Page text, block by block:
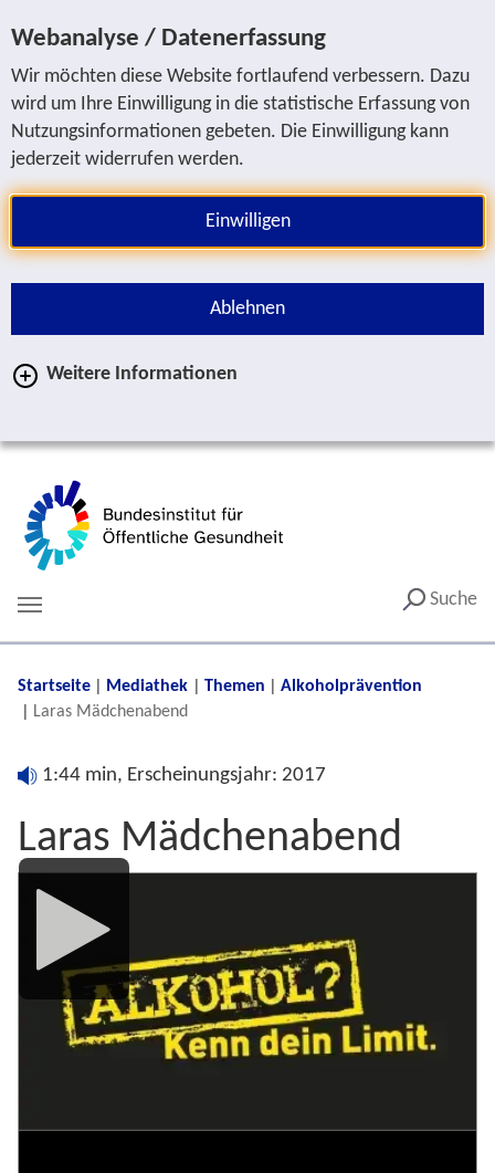
Webanalyse / Datenerfassung
Wir möchten diese Website fortlaufend verbessern. Dazu
wird um Ihre Einwilligung in die statistische Erfassung von
Nutzungsinformationen gebeten. Die Einwilligung kann
jederzeit widerrufen werden.
Einwilligen
Ablehnen
Weitere Informationen
Suche
You are here:
Startseite Mediathek Themen
Alkoholprävention
Laras Mädchenabend
1:44 min, Erscheinungsjahr: 2017
Laras Mädchenabend
Media
Player